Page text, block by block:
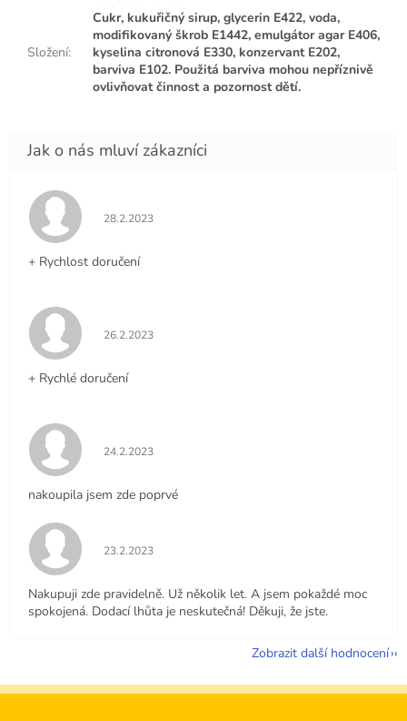
Složení:
Cukr, kukuřičný sirup, glycerin E422, voda,
modifikovaný škrob E1442, emulgátor agar E406,
kyselina citronová E330, konzervant E202,
barviva E102. Použitá barviva mohou nepříznivě
ovlivňovat činnost a pozornost dětí.
Hodnocení obchodu je 5 z 5 hvězdiček.
28.2.2023
+ Rychlost doručení
Hodnocení obchodu je 5 z 5 hvězdiček.
26.2.2023
+ Rychlé doručení
Hodnocení obchodu je 5 z 5 hvězdiček.
24.2.2023
nakoupila jsem zde poprvé
Hodnocení obchodu je 5 z 5 hvězdiček.
23.2.2023
Nakupuji zde pravidelně. Už několik let. A jsem pokaždé moc
spokojená. Dodací lhůta je neskutečná! Děkuji, že jste.
Zobrazit další hodnocení